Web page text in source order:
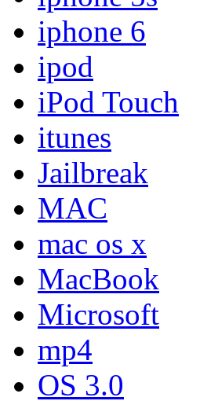
iphone 6
ipod
iPod Touch
itunes
Jailbreak
MAC
mac os x
MacBook
Microsoft
mp4
OS 3.0